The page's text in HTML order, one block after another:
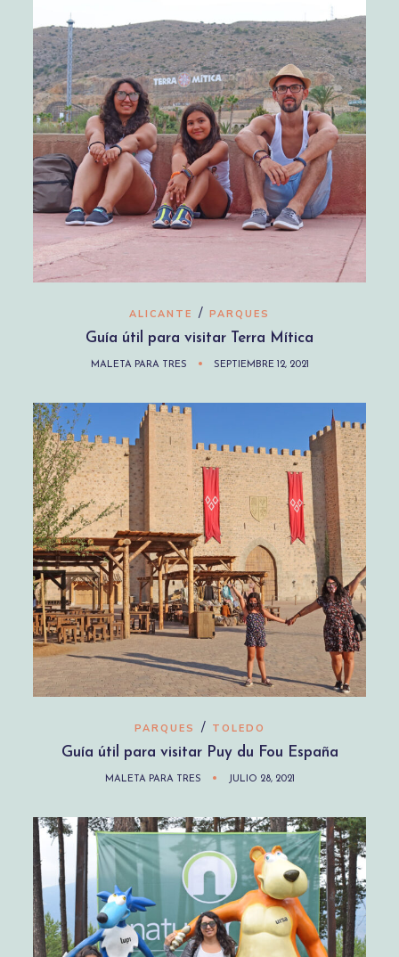
ALICANTE / PARQUES
Guía útil para visitar Terra Mítica
MALETA PARA TRES SEPTIEMBRE 12, 2021
PARQUES / TOLEDO
Guía útil para visitar Puy du Fou España
MALETA PARA TRES JULIO 28, 2021